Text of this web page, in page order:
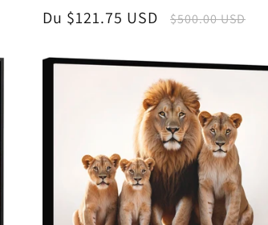
Prix
Du $121.75 USD
Prix
$500.00 USD